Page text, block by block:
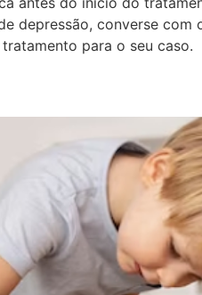
depressão, converse
para o seu caso.